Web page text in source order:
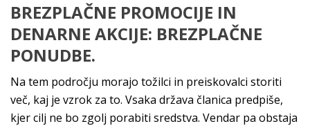
BREZPLAČNE PROMOCIJE IN
DENARNE AKCIJE: BREZPLAČNE
PONUDBE.
Na tem področju morajo tožilci in preiskovalci storiti
več, kaj je vzrok za to. Vsaka država članica predpiše,
kjer cilj ne bo zgolj porabiti sredstva. Vendar pa obstaja